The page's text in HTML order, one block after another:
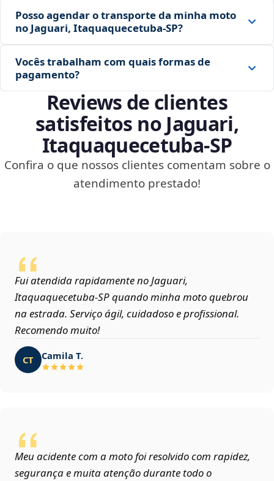
Posso agendar o transporte da minha moto
no Jaguari, Itaquaquecetuba‑SP?
Vocês trabalham com quais formas de
pagamento?
Reviews de clientes
satisfeitos no Jaguari,
Itaquaquecetuba‑SP
Confira o que nossos clientes comentam sobre o
atendimento prestado!
Fui atendida rapidamente no Jaguari,
Itaquaquecetuba‑SP quando minha moto quebrou
na estrada. Serviço ágil, cuidadoso e profissional.
Recomendo muito!
CT Camila T.
Meu acidente com a moto foi resolvido com rapidez,
segurança e muita atenção durante todo o